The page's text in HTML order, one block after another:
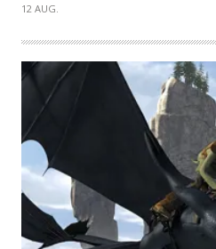
12 AUG.